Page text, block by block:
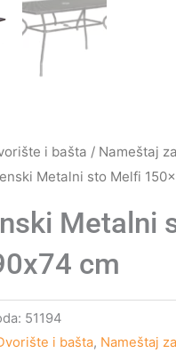
i bašta / Nameštaj
Metalni sto Melfi
Metalni
cm
51194
i bašta, Nameštaj